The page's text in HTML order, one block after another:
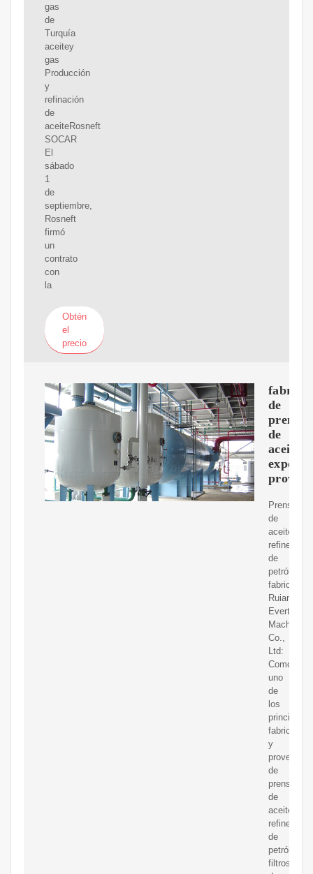
gas
de
Turquía
aceitey
gas
Producción
y
refinación
de
aceiteRosneft
SOCAR
El
sábado
1
de
septiembre,
Rosneft
firmó
un
contrato
con
la
Obtén
el
precio
de
prensas
de
aceite
Prensa
de
aceite,
refinería
de
petróleo,
fabricantes
Ruian
Everty
Machinery
Co.,
Ltd:
Como
uno
de
los
principales
fabricantes
y
de
prensas
de
aceite,
refinerías
de
petróleo,
filtros